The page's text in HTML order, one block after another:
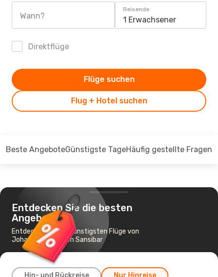
Wann?
Reisende
1 Erwachsener
Direktflüge
Flug + Hotel suchen
Flüge suchen
Beste AngeboteGünstigste TageHäufig gestellte Fragen
Entdecken Sie die besten
Angebote
Entdecken Sie die günstigsten Flüge von
Johannesburg nach Sansibar
Hin- und Rückreise Nur Hinreise